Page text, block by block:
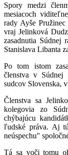
Spory medzi
mesiacoch
rady Ayše
vraj Jelinková
zasadnutia Súdnej
Stanislava Libanta
Po tom istom
členstva v Súdnej
sudcov Slovenska,
Členstva sa
kolegovia zo
chýbajúcu
ľudské práva. Aj
neúspechu"
Tá sa voči tomu